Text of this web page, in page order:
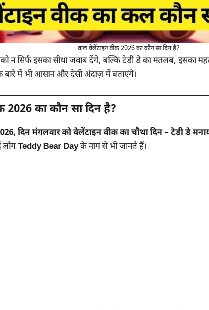
कल वेलेंटाइन वीक 2026 का कौन सा दिन है?
न सिर्फ इसका सीधा जवाब देंगे, बल्कि टेडी डे का मतलब, इसका
में भी आसान और देसी अंदाज़ में बताएंगे।
का कौन सा दिन है?
दिन मंगलवार को वेलेंटाइन वीक का चौथा दिन – टेडी डे
लोगTeddy Bear Dayके नाम से भी जानते हैं।